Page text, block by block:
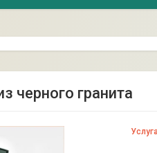
черного гранита